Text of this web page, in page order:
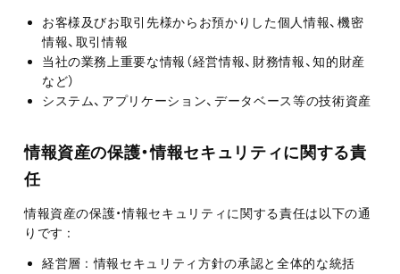
お客様及びお取引先様からお預かりした個人情報、機密
情報、取引情報
当社の業務上重要な情報（経営情報、財務情報、知的財産
など）
システム、アプリケーション、データベース等の技術資産
情報資産の保護・情報セキュリティに関する責
任
情報資産の保護・情報セキュリティに関する責任は以下の通
りです :
経営層 : 情報セキュリティ方針の承認と全体的な統括